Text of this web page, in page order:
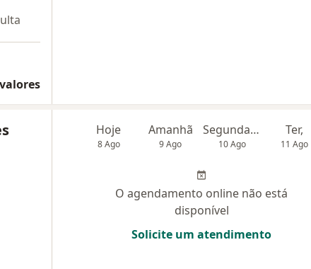
Hoje
8 Ago
Amanhã
9 Ago
Segunda-feira
10 Ago
Ter,
11 Ago
O agendamento online não está
disponível
Solicite um atendimento